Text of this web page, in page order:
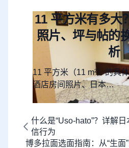
11 平方米有多大
照片、坪与帖的
析
11 平方米（11 m²）的具
酒店房间照片、日本…
什么是“Uso-hato”？详解
信行为
博多拉面选面指南：从“生面